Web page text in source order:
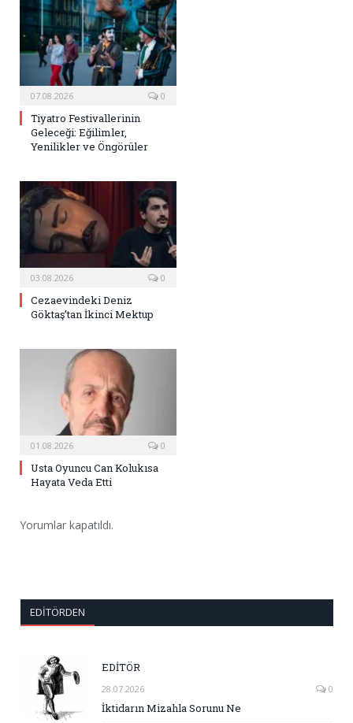
07.08.2026 0
Tiyatro Festivallerinin
Geleceği: Eğilimler,
Yenilikler ve Öngörüler
03.08.2026 0
Cezaevindeki Deniz
Göktaş’tan İkinci Mektup
01.08.2026 0
Usta Oyuncu Can Kolukısa
Hayata Veda Etti
Yorumlar kapatıldı.
EDITÖRDEN
EDİTÖR
28.07.2026 0
İktidarın Mizahla Sorunu Ne